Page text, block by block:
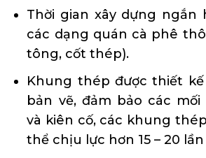
Thời gian xây dựng ngắn
các dạng quán cà phê
tông, cốt thép).
Khung thép được thiết
bản vẽ, đảm bảo các
và kiên cố, các khung
thể chịu lực hơn 15 – 20